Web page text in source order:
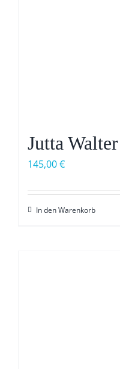
Jutta
145,00€
In den Warenkorb